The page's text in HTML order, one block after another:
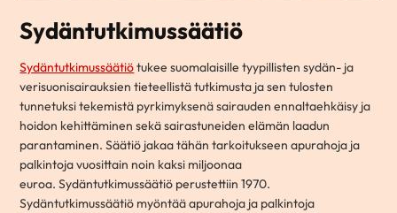
Sydäntutkimussäätiö
Sydäntutkimussäätiötukee suomalaisille tyypillisten sydän- ja
verisuonisairauksien tieteellistä tutkimusta ja sen tulosten
tunnetuksi tekemistä pyrkimyksenä sairauden ennaltaehkäisy ja
hoidon kehittäminen sekä sairastuneiden elämän laadun
parantaminen. Säätiö jakaa tähän tarkoitukseen apurahoja ja
palkintoja vuosittain noin kaksi miljoonaa
euroa. Sydäntutkimussäätiö perustettiin 1970.
Sydäntutkimussäätiö myöntää apurahoja ja palkintoja